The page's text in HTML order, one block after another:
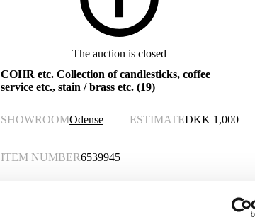
The auction is closed
COHR etc. Collection of candlesticks, coffee
service etc., stain / brass etc. (19)
SHOWROOMOdense ESTIMATEDKK 1,000
ITEM NUMBER6539945